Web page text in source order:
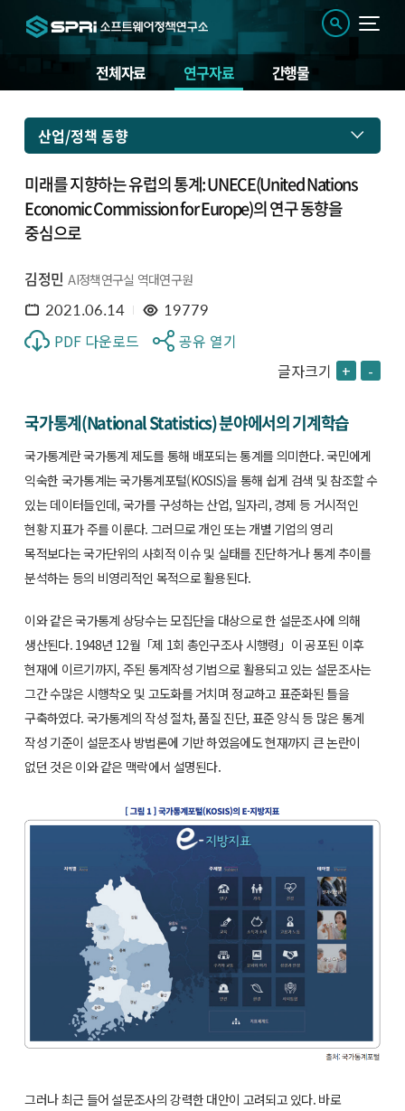
전체자료 연구자료 간행물
산업/정책 동향
미래를 지향하는 유럽의 통계: UNECE(United Nations
Economic Commission for Europe)의 연구 동향을
중심으로
김정민 AI정책연구실 역대연구원
2021.06.14 19779
PDF 다운로드
공유 열기
글자크기 + -
국가통계(National Statistics) 분야에서의 기계학습
국가통계란 국가통계 제도를 통해 배포되는 통계를 의미한다. 국민에게
익숙한 국가통계는 국가통계포털(KOSIS)을 통해 쉽게 검색 및 참조할 수
있는 데이터들인데, 국가를 구성하는 산업, 일자리, 경제 등 거시적인
현황 지표가 주를 이룬다. 그러므로 개인 또는 개별 기업의 영리
목적보다는 국가단위의 사회적 이슈 및 실태를 진단하거나 통계 추이를
분석하는 등의 비영리적인 목적으로 활용된다.
이와 같은 국가통계 상당수는 모집단을 대상으로 한 설문조사에 의해
생산된다. 1948년 12월「제 1회 총인구조사 시행령」이 공포된 이후
현재에 이르기까지, 주된 통계작성 기법으로 활용되고 있는 설문조사는
그간 수많은 시행착오 및 고도화를 거치며 정교하고 표준화된 틀을
구축하였다. 국가통계의 작성 절차, 품질 진단, 표준 양식 등 많은 통계
작성 기준이 설문조사 방법론에 기반 하였음에도 현재까지 큰 논란이
없던 것은 이와 같은 맥락에서 설명된다.
그러나 최근 들어 설문조사의 강력한 대안이 고려되고 있다. 바로